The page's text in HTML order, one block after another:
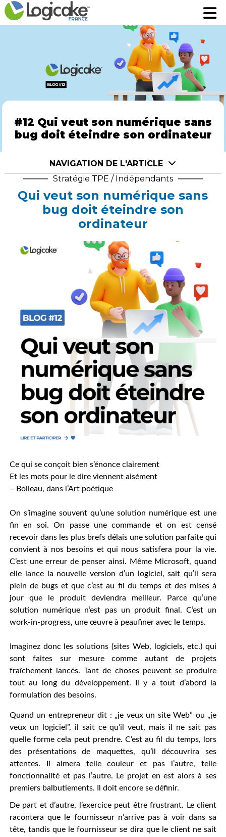
Fonctionnalités
A propos
Prenez rendez-vous pour une démo
#12 Qui veut son numérique sans
bug doit éteindre son ordinateur
NAVIGATION DE L'ARTICLE
Stratégie TPE / Indépendants
Qui veut son numérique sans
bug doit éteindre son
ordinateur
Ce qui se conçoit bien s’énonce clairement
Et les mots pour le dire viennent aisément
– Boileau, dans l’Art poétique
On s’imagine souvent qu’une solution numérique est une
fin en soi. On passe une commande et on est censé
recevoir dans les plus brefs délais une solution parfaite qui
convient à nos besoins et qui nous satisfera pour la vie.
C’est une erreur de penser ainsi. Même Microsoft, quand
elle lance la nouvelle version d’un logiciel, sait qu’il sera
plein de bugs et que c’est au fil du temps et des mises à
jour que le produit deviendra meilleur. Parce qu’une
solution numérique n’est pas un produit final. C’est un
work-in-progress, une œuvre à peaufiner avec le temps.
Imaginez donc les solutions (sites Web, logiciels, etc.) qui
sont faites sur mesure comme autant de projets
fraîchement lancés. Tant de choses peuvent se produire
tout au long du développement. Il y a tout d’abord la
formulation des besoins.
Quand un entrepreneur dit : „je veux un site Web” ou „je
veux un logiciel”, il sait ce qu’il veut, mais il ne sait pas
quelle forme cela peut prendre. C’est au fil du temps, lors
des présentations de maquettes, qu’il découvrira ses
attentes. Il aimera telle couleur et pas l’autre, telle
fonctionnalité et pas l’autre. Le projet en est alors à ses
premiers balbutiements. Il doit encore se définir.
De part et d’autre, l’exercice peut être frustrant. Le client
racontera que le fournisseur n’arrive pas à voir dans sa
tête, tandis que le fournisseur se dira que le client ne sait
Fonctionnalités
A propos
Prenez rendez-vous pour une démo